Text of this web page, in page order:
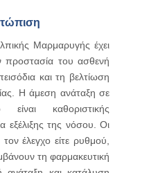
Μαρμαρυγής έχει
του ασθενή
και τη βελτίωση
Η άμεση ανάταξη σε
καθοριστικής
εξέλιξης της νόσου. Οι
τον έλεγχο είτε ρυθμού,
τη φαρμακευτική